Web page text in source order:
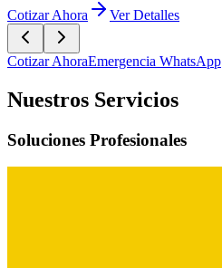
Cotizar Ahora Ver Detalles
Cotizar AhoraEmergencia WhatsApp
Nuestros Servicios
Soluciones Profesionales